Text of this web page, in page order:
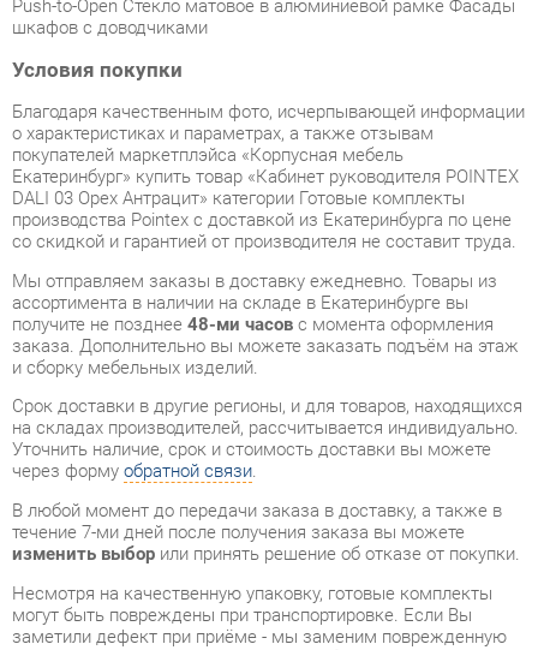
Благодаря качественным фото, исчерпывающей информации
о характеристиках и параметрах, а также отзывам
покупателей маркетплэйса «Корпусная мебель
Екатеринбург» купить товар «Кабинет руководителя POINTEX
DALI 03 Орех Антрацит» категории Готовые комплекты
производства Pointex с доставкой из Екатеринбурга по цене
со скидкой и гарантией от производителя не составит труда.
Мы отправляем заказы в доставку ежедневно. Товары из
ассортимента в наличии на складе в Екатеринбурге вы
получите не позднее48-ми часовс момента оформления
заказа. Дополнительно вы можете заказать подъём на этаж
Срок доставки в другие регионы, и для товаров, находящихся
на складах производителей, рассчитывается индивидуально.
Уточнить наличие, срок и стоимость доставки вы можете
через формуобратной связи.
В любой момент до передачи заказа в доставку, а также в
течение 7-ми дней после получения заказа вы можете
изменить выборили принять решение об отказе от покупки.
Несмотря на качественную упаковку, готовые комплекты
могут быть повреждены при транспортировке. Если Вы
заметили дефект при приёме - мы заменим поврежденную
деталь.Повторная доставка товара -бесплатна.
На всю мебель категории Готовые комплекты
распространяетсягарантия 1 год, а на некоторые модели – 2
года с момента приобретения.